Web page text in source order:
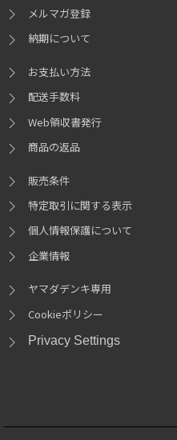
メルマガ登録
納期について
お支払い方法
配送手数料
Web領収書発行
商品の返品
販売条件
特定取引に関する表示
個人情報保護について
企業情報
ヤマダデンキ専用
Cookieポリシー
Privacy Settings